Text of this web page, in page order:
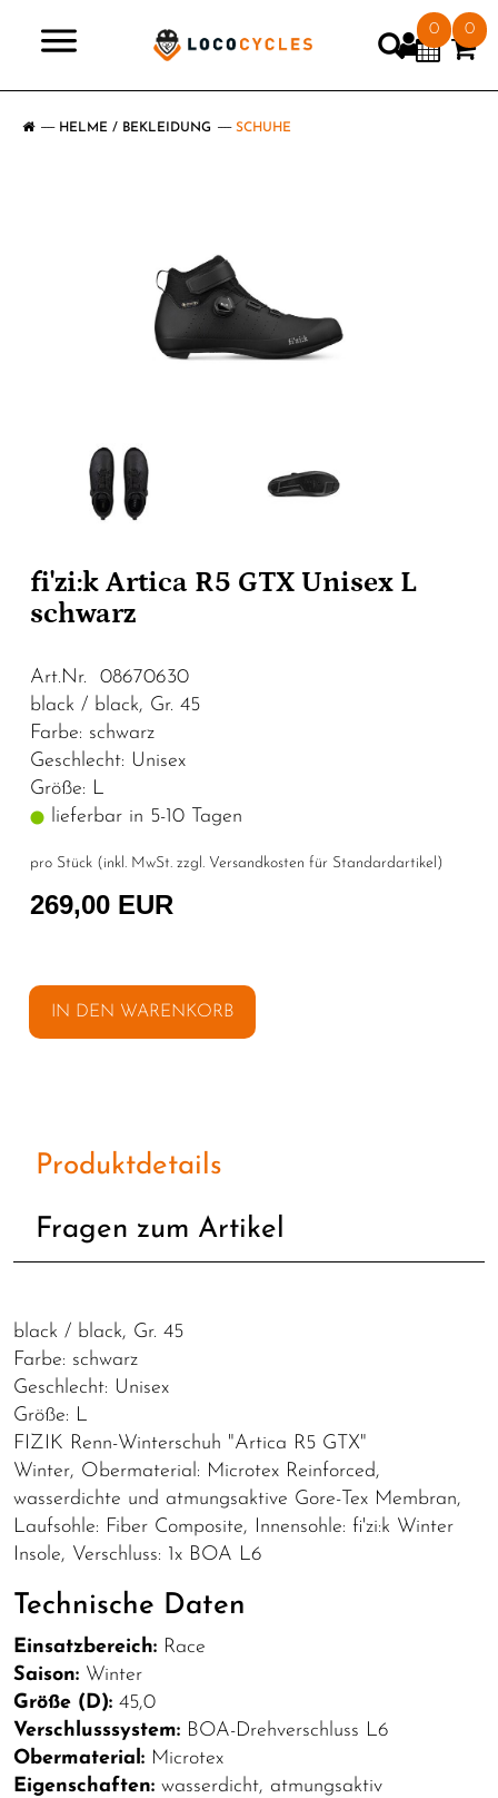
0 0
HELME / BEKLEIDUNG SCHUHE
fi'zi:k Artica R5 GTX Unisex L
schwarz
Art.Nr. 08670630
black / black, Gr. 45
Farbe: schwarz
Geschlecht: Unisex
Größe: L
lieferbar in 5-10 Tagen
pro Stück (inkl. MwSt. zzgl. Versandkosten für Standardartikel )
269,00 EUR
IN DEN WARENKORB
Produktdetails
Fragen zum Artikel
black / black, Gr. 45
Farbe: schwarz
Geschlecht: Unisex
Größe: L
FIZIK Renn-Winterschuh "Artica R5 GTX"
Winter, Obermaterial: Microtex Reinforced,
wasserdichte und atmungsaktive Gore-Tex Membran,
Laufsohle: Fiber Composite, Innensohle: fi'zi:k Winter
Insole, Verschluss: 1x BOA L6
Technische Daten
Einsatzbereich: Race
Saison: Winter
Größe (D): 45,0
Verschlusssystem: BOA-Drehverschluss L6
Obermaterial: Microtex
Eigenschaften: wasserdicht, atmungsaktiv